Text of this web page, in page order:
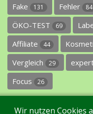
Fake 131 Fehler 84
ÖKO-TEST 69
Affiliate 44
Vergleich 29
Focus 26
Wir nutzen Cookies